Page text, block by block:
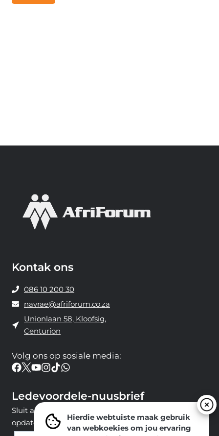
Hierdie webtuiste maak gebruik
van webkoekies om jou ervaring
Kontak ons
086 10 200 30
navrae@afriforum.co.za
Unionlaan 58, Kloofsig,
Centurion
Volg ons ​​op sosiale media:
Ledevoordele-nuusbrief
Sluit aan by ons e-poslys om die nuutste nuus en
opdaterings van ons span te ontvang.